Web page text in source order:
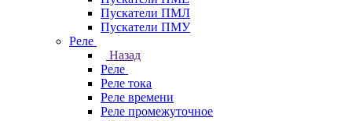
Пускатели ПМЛ
Пускатели ПМУ
Реле
Назад
Реле
Реле тока
Реле времени
Реле промежуточное